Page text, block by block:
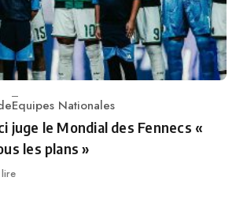
Equipes Nationales
juge le Mondial des Fennecs «
les plans »